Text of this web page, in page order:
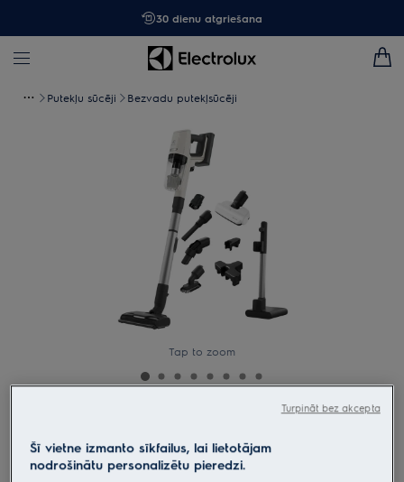
30 dienu atgriešana
Putekļu sūcēji Bezvadu putekļsūcēji
Tap to zoom
800. sērijas bezvadu putekļsūcējs
Šī vietne izmanto sīkfailus, lai lietotājam
nodrošinātu personalizētu pieredzi.
Turpināt bez akcepta